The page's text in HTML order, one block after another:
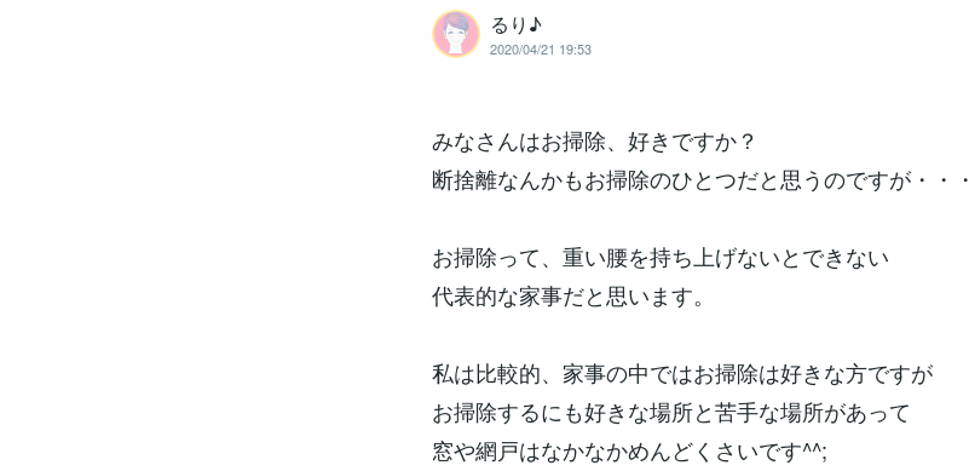
るり♪
2020/04/21 19:53
みなさんはお掃除、好きですか？
断捨離なんかもお掃除のひとつだと思うのですが・・・
お掃除って、重い腰を持ち上げないとできない
代表的な家事だと思います。
私は比較的、家事の中ではお掃除は好きな方ですが
お掃除するにも好きな場所と苦手な場所があって
窓や網戸はなかなかめんどくさいです^^;